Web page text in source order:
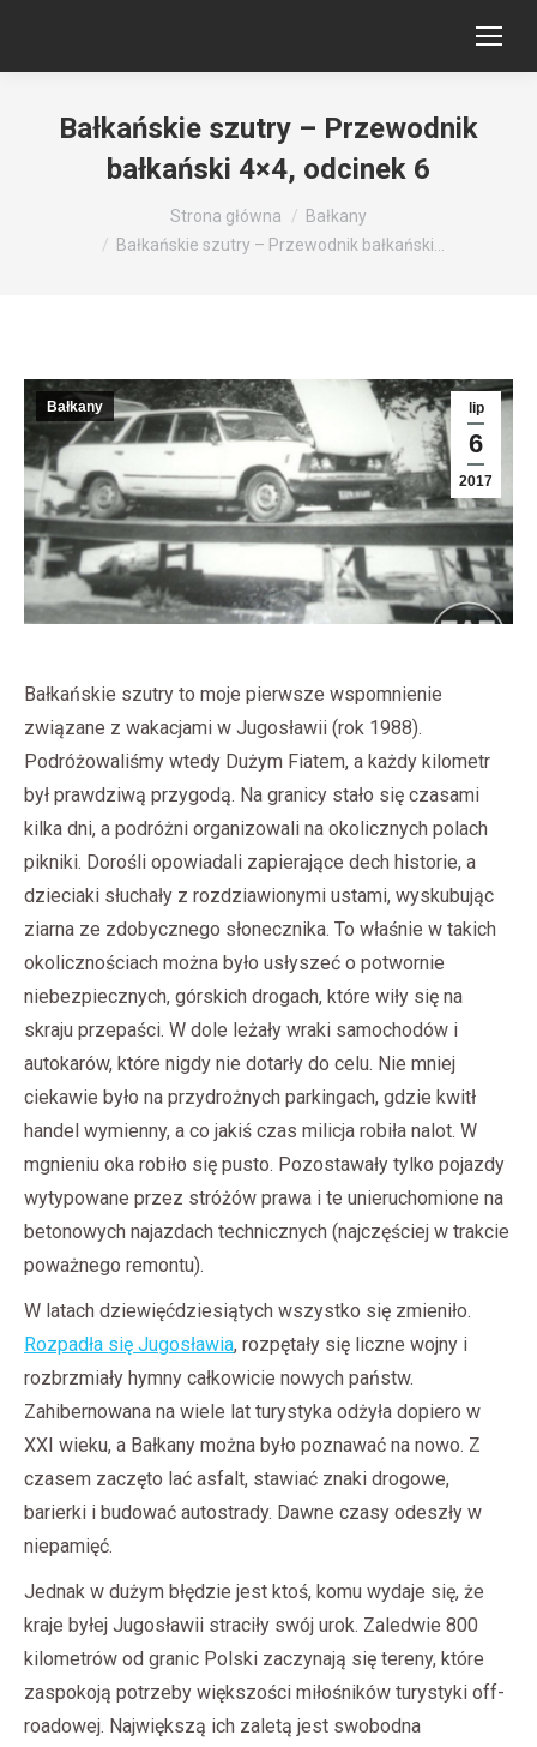
Bałkańskie szutry – Przewodnik
bałkański 4×4, odcinek 6
Strona główna
Bałkany
Bałkańskie szutry – Przewodnik bałkański…
lip
6
2017
Bałkany
Bałkańskie szutry to moje pierwsze wspomnienie
związane z wakacjami w Jugosławii (rok 1988).
Podróżowaliśmy wtedy Dużym Fiatem, a każdy kilometr
był prawdziwą przygodą. Na granicy stało się czasami
kilka dni, a podróżni organizowali na okolicznych polach
pikniki. Dorośli opowiadali zapierające dech historie, a
dzieciaki słuchały z rozdziawionymi ustami, wyskubując
ziarna ze zdobycznego słonecznika. To właśnie w takich
okolicznościach można było usłyszeć o potwornie
niebezpiecznych, górskich drogach, które wiły się na
skraju przepaści. W dole leżały wraki samochodów i
autokarów, które nigdy nie dotarły do celu. Nie mniej
ciekawie było na przydrożnych parkingach, gdzie kwitł
handel wymienny, a co jakiś czas milicja robiła nalot. W
mgnieniu oka robiło się pusto. Pozostawały tylko pojazdy
wytypowane przez stróżów prawa i te unieruchomione na
betonowych najazdach technicznych (najczęściej w trakcie
poważnego remontu).
W latach dziewięćdziesiątych wszystko się zmieniło.
Rozpadła się Jugosławia, rozpętały się liczne wojny i
rozbrzmiały hymny całkowicie nowych państw.
Zahibernowana na wiele lat turystyka odżyła dopiero w
XXI wieku, a Bałkany można było poznawać na nowo. Z
czasem zaczęto lać asfalt, stawiać znaki drogowe,
barierki i budować autostrady. Dawne czasy odeszły w
niepamięć.
Jednak w dużym błędzie jest ktoś, komu wydaje się, że
kraje byłej Jugosławii straciły swój urok. Zaledwie 800
kilometrów od granic Polski zaczynają się tereny, które
zaspokoją potrzeby większości miłośników turystyki off-
roadowej. Największą ich zaletą jest swobodna